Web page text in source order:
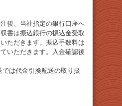
後、当社指定の銀行口座へ
書は振込銀行の振込金受取
ただきます。振込手数料は
いただきます。入金確認後
は代金引換配送の取り扱